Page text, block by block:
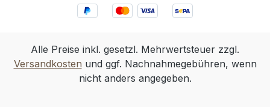
Alle Preise inkl. gesetzl. Mehrwertsteuer zzgl.
Versandkosten und ggf. Nachnahmegebühren, wenn
nicht anders angegeben.